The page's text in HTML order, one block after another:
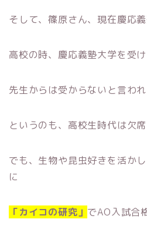
そして、篠原さん、現在慶応義
高校の時、慶応義塾大学を受け
先生からは受からないと言わ
というのも、高校生時代は欠
でも、生物や昆虫好きを活か
に
「カイコの研究」 でAO入試合